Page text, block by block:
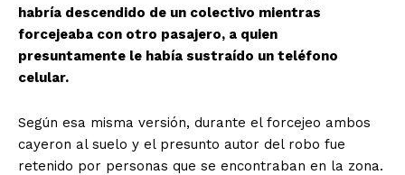
habría descendido de un colectivo mientras
forcejeaba con otro pasajero, a quien
presuntamente le había sustraído un teléfono
celular.
Según esa misma versión, durante el forcejeo ambos
cayeron al suelo y el presunto autor del robo fue
retenido por personas que se encontraban en la zona.